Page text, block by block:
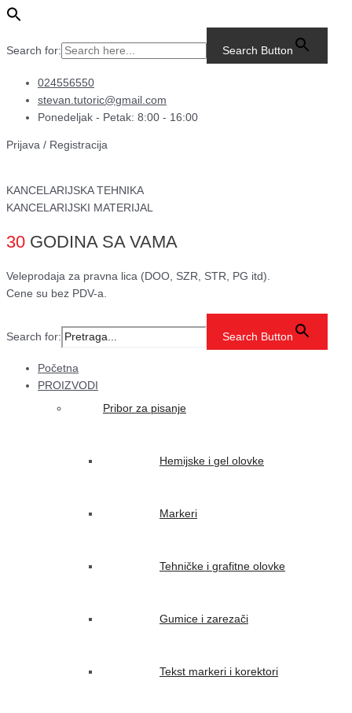
Search for: Search Button
Pređi
024556550
stevan.tutoric@gmail.com
Ponedeljak - Petak: 8:00 - 16:00
Prijava / Registracija
KANCELARIJSKA TEHNIKA
KANCELARIJSKI MATERIJAL
30 GODINA SA VAMA
Veleprodaja za pravna lica (DOO, SZR, STR, PG itd).
Cene su bez PDV-a.
Search for: Search Button
Main
Menu
Početna
PROIZVODI
Pribor za pisanje
Hemijske i gel olovke
Markeri
Tehničke i grafitne olovke
Gumice i zarezači
Tekst markeri i korektori
Fullmark
ribon
670/680/2500/2550